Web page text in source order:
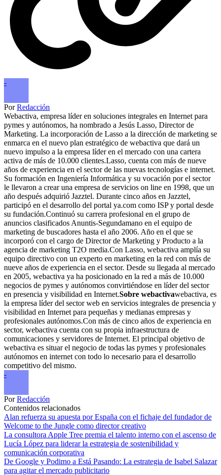
-
PorRedacción
Webactiva, empresa líder en soluciones integrales en Internet para
pymes y autónomos, ha nombrado a Jesús Lasso, Director de
Marketing. La incorporación de Lasso a la dirección de marketing se
enmarca en el nuevo plan estratégico de webactiva que dará un
nuevo impulso a la empresa líder en el mercado con una cartera
activa de más de 10.000 clientes.Lasso, cuenta con más de nueve
años de experiencia en el sector de las nuevas tecnologías e internet.
Su formación en Ingeniería Informática y su vocación por el sector
le llevaron a crear una empresa de servicios on line en 1998, que un
año después adquirió Jazztel. Durante cinco años en Jazztel,
participó en el desarrollo del portal ya.com como ISP y portal desde
su fundación.Continuó su carrera profesional en el grupo de
anuncios clasificados Anuntis-Segundamano en el equipo de
marketing de buscadores hasta el año 2006. Año en el que se
incorporó con el cargo de Director de Marketing y Producto a la
agencia de marketing T2O media.Con Lasso, webactiva amplía su
equipo directivo con un experto en marketing en la red con más de
nueve años de experiencia en el sector. Desde su llegada al mercado
en 2005, webactiva ya ha posicionado en la red a más de 10.000
negocios de pymes y autónomos convirtiéndose en líder del sector
en presencia y visibilidad en Internet.Sobre webactivawebactiva, es
la empresa líder del sector web en servicios integrales de presencia y
visibilidad en Internet para pequeñas y medianas empresas y
profesionales autónomos.Con más de cinco años de experiencia en
sector, webactiva cuenta con su propia infraestructura de
comunicaciones y servidores de Internet. El principal objetivo de
webactiva es situar el negocio de todas las pymes y profesionales
autónomos en internet con todo lo necesario para el desarrollo
competitivo del mismo.
-
PorRedacción
Contenidos relacionados
Alan refuerza su apuesta por España con el fichaje del fundador de
Welcome to the Jungle como director creativo
La consultora Apple Tree premia el talento interno con el ascenso de
Lucía López para liderar la estrategia de sostenibilidad y
comunicación corporativa
De Google y Podimo a Está Pasando: La estrategia de Isabel Salazar
para agitar el mercado publicitario